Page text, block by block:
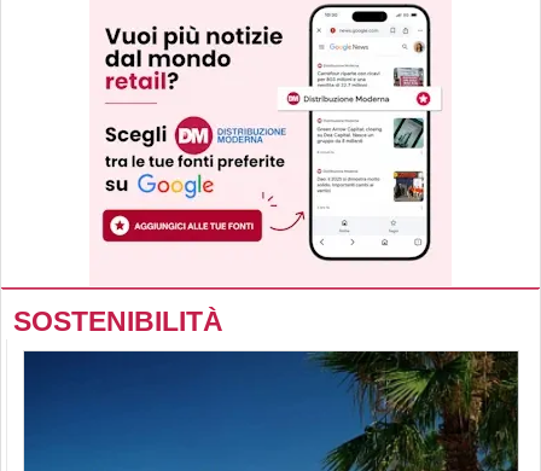
SOSTENIBILITÀ